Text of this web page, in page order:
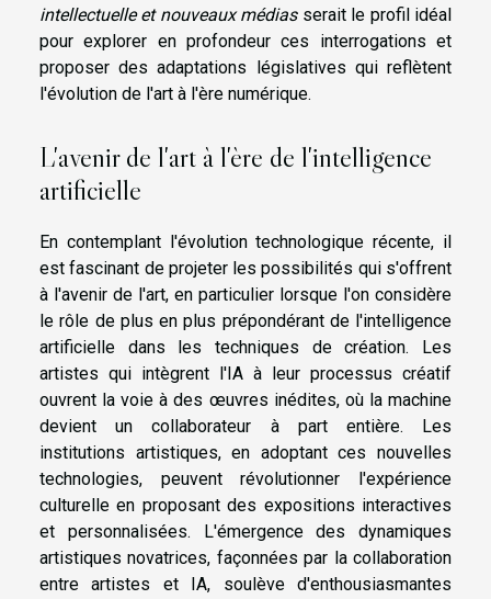
intellectuelle et nouveaux médiasserait le profil idéal
pour explorer en profondeur ces interrogations et
proposer des adaptations législatives qui reflètent
l'évolution de l'art à l'ère numérique.
L'avenir de l'art à l'ère de l'intelligence
artificielle
En contemplant l'évolution technologique récente, il
est fascinant de projeter les possibilités qui s'offrent
à l'avenir de l'art, en particulier lorsque l'on considère
le rôle de plus en plus prépondérant de l'intelligence
artificielle dans les techniques de création. Les
artistes qui intègrent l'IA à leur processus créatif
ouvrent la voie à des œuvres inédites, où la machine
devient un collaborateur à part entière. Les
institutions artistiques, en adoptant ces nouvelles
technologies, peuvent révolutionner l'expérience
culturelle en proposant des expositions interactives
et personnalisées. L'émergence des dynamiques
artistiques novatrices, façonnées par la collaboration
entre artistes et IA, soulève d'enthousiasmantes